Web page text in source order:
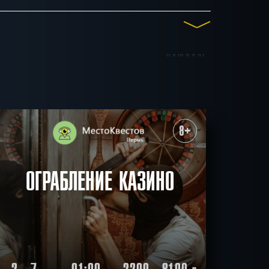
НАШЛОСЬ
Для взрослых
Антуражные
Ограбление
СБРОСИТЬ ФИЛЬТР ВСЕ КВЕСТЫ
8+
ОГРАБЛЕНИЕ КАЗИНО